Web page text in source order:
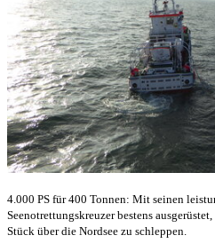
4.000 PS für 400 Tonnen: Mit seinen
Seenotrettungskreuzer bestens
Stück über die Nordsee zu schleppen.